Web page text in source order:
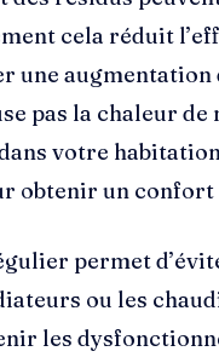
cela réduit
une augmentation
pas la chaleur
votre
obtenir un
permet
ou les
les